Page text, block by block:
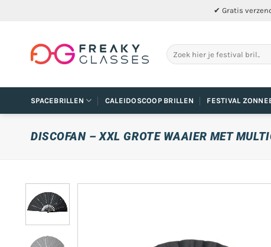
✔ Gratis
Zoeken
naar:
SPACEBRILLEN CALEIDOSCOOP BRILLEN FESTIVAL
DISCOFAN – XXL GROTE WAAIER MET